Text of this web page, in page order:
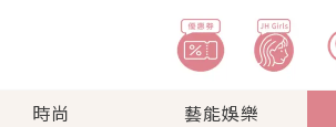
時尚 藝能娛樂